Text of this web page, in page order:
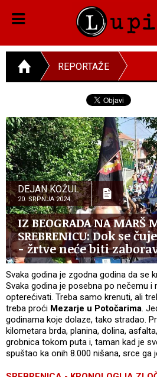
REPORTAŽE
DEJAN KOŽUL
20. SRPNJA 2024.
IZ BEOGRADA NA MARŠ
SREBRENICU: Dok se
- žrtve neće biti
Svaka godina je zgodna godina da se
Svaka godina je posebna po nečemu i
opterećivati. Treba samo krenuti, ali
treba proći Mezarje u Potočarima.
godinama koje dolaze, tako stradao.
kilometara brda, planina, dolina,
grobnica tokom puta i, taman kad je
spuštao ka onih 8.000 nišana, srce ga